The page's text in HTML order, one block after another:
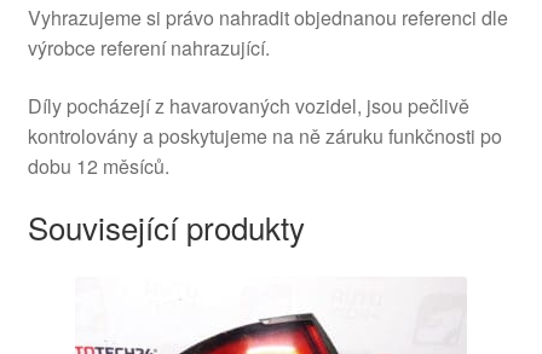
Vyhrazujeme si právo nahradit objednanou referenci dle
výrobce referení nahrazující.
Díly pocházejí z havarovaných vozidel, jsou pečlivě
kontrolovány a poskytujeme na ně záruku funkčnosti po
dobu 12 měsíců.
Související produkty